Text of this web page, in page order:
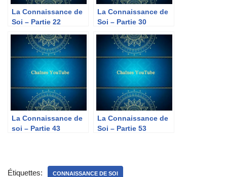
La Connaissance de
Soi – Partie 22
La Connaissance de
Soi – Partie 30
La Connaissance de
soi – Partie 43
La Connaissance de
Soi – Partie 53
Étiquettes: CONNAISSANCE DE SOI